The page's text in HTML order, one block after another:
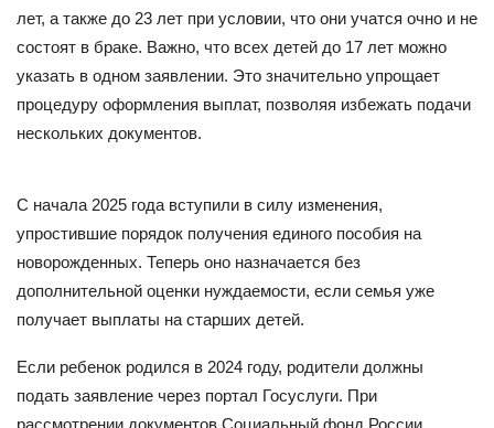
лет, а также до 23 лет при условии, что они учатся очно и не
состоят в браке. Важно, что всех детей до 17 лет можно
указать в одном заявлении. Это значительно упрощает
процедуру оформления выплат, позволяя избежать подачи
нескольких документов.
С начала 2025 года вступили в силу изменения,
упростившие порядок получения единого пособия на
новорожденных. Теперь оно назначается без
дополнительной оценки нуждаемости, если семья уже
получает выплаты на старших детей.
Если ребенок родился в 2024 году, родители должны
подать заявление через портал Госуслуги. При
рассмотрении документов Социальный фонд России